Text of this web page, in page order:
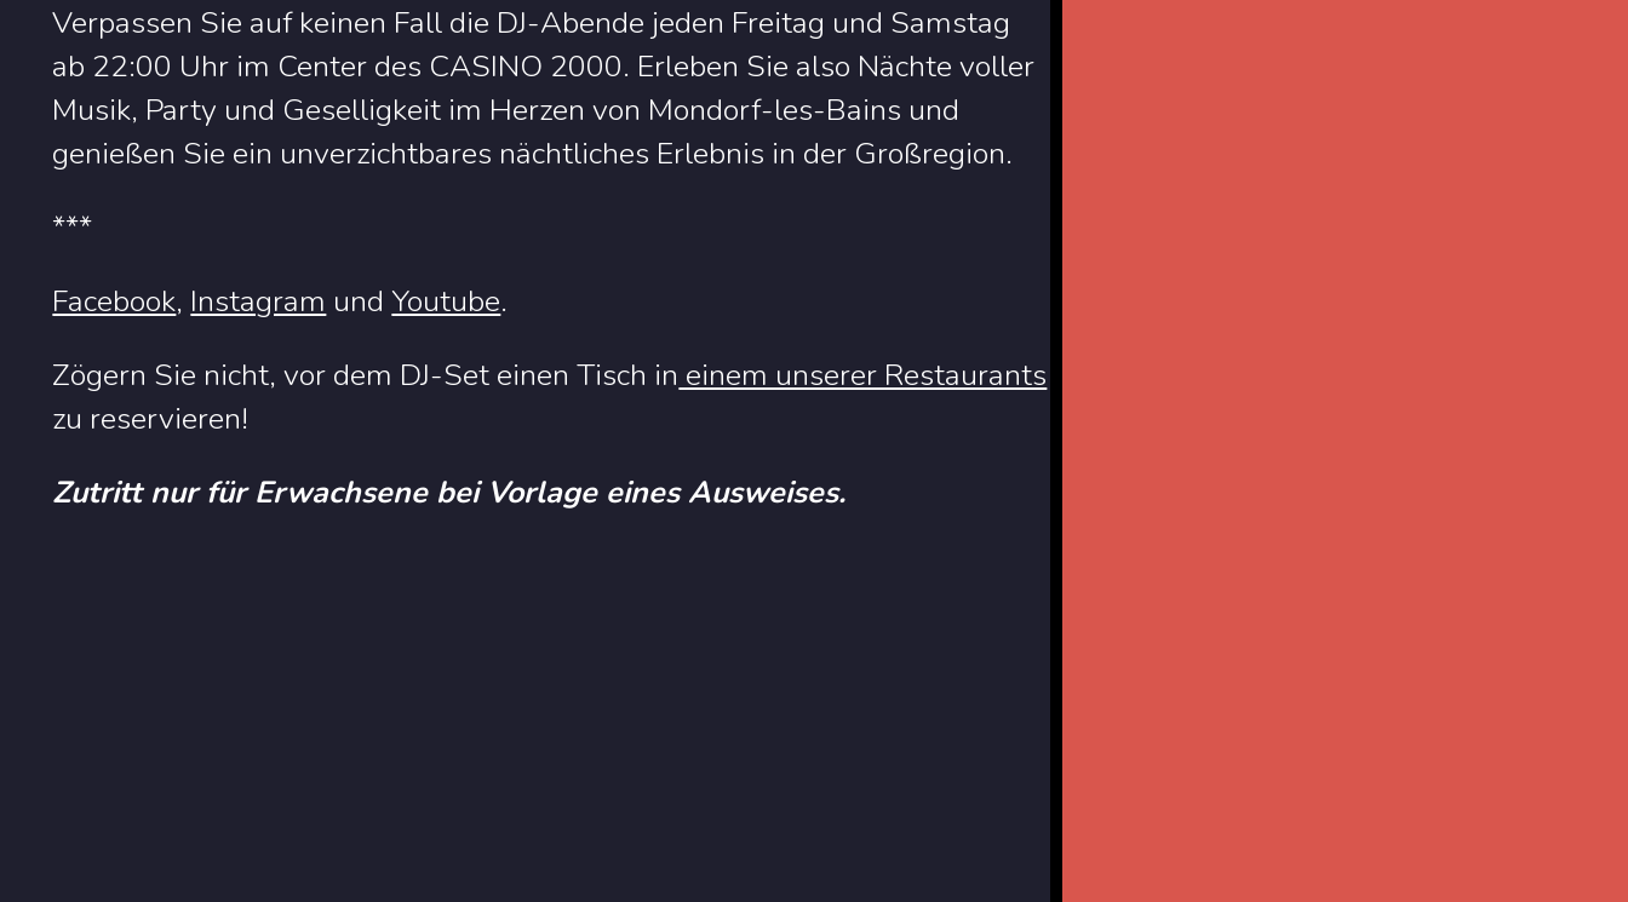
Verpassen Sie auf keinen Fall die DJ-Abende jeden Freitag und Samstag
ab 22:00 Uhr im Center des CASINO 2000. Erleben Sie also Nächte voller
Musik, Party und Geselligkeit im Herzen von Mondorf-les-Bains und
genießen Sie ein unverzichtbares nächtliches Erlebnis in der Großregion.
***
Facebook, Instagram und Youtube.
Zögern Sie nicht, vor dem DJ-Set einen Tisch in einem unserer Restaurants
zu reservieren!
Zutritt nur für Erwachsene bei Vorlage eines Ausweises.